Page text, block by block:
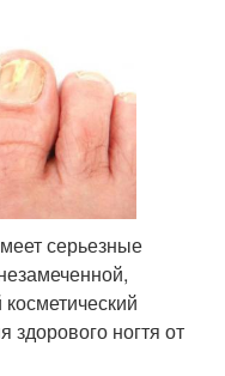
серьезные
здорового ногтя от